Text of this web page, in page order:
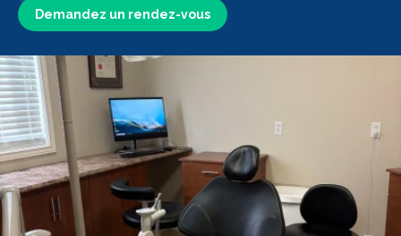
Demandez un rendez-vous